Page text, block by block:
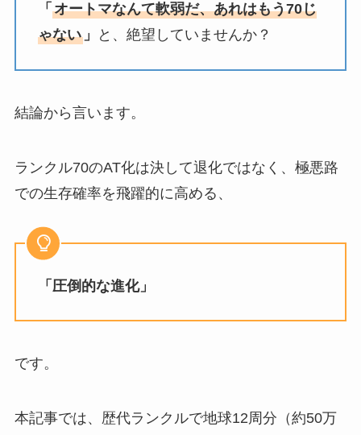
「 オートマなんて軟弱だ、あれはもう70じ
ゃない」 と、絶望していませんか？
結論から言います。
ランクル70のAT化は決して退化ではなく、極悪路
での生存確率を飛躍的に高める、
「圧倒的な進化」
です。
本記事では、歴代ランクルで地球12周分（約50万